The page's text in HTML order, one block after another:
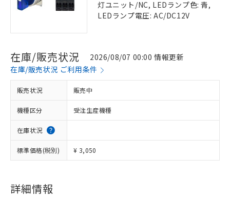
灯ユニット/NC, LEDランプ色: 青,
LEDランプ電圧: AC/DC12V
在庫/販売状況
2026/08/07 00:00 情報更新
在庫/販売状況 ご利用条件
販売状況 販売中
機種区分 受注生産機種
在庫状況
標準価格(税別) ¥ 3,050
詳細情報